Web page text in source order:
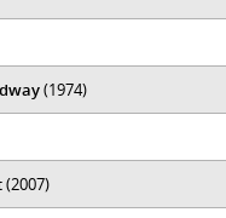
(1974)
(2007)